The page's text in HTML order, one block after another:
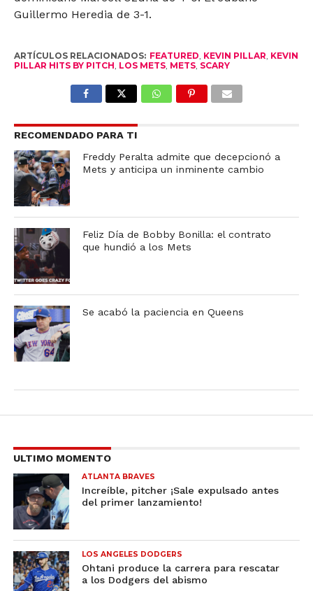
Guillermo Heredia de 3-1.
ARTÍCULOS RELACIONADOS: FEATURED KEVIN PILLAR KEVIN
PILLAR HITS BY PITCH LOS METS, METS, SCARY
RECOMENDADO PARA TI
Freddy Peralta admite que decepcionó a
Mets y anticipa un inminente cambio
Feliz Día de Bobby Bonilla: el contrato
que hundió a los Mets
Se acabó la paciencia en Queens
ULTIMO MOMENTO
ATLANTA BRAVES
Increíble, pitcher ¡Sale expulsado antes
del primer lanzamiento!
LOS ANGELES DODGERS
Ohtani produce la carrera para rescatar
a los Dodgers del abismo